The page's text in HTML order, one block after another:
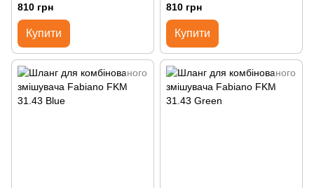
810 грн
Купити
810 грн
Купити